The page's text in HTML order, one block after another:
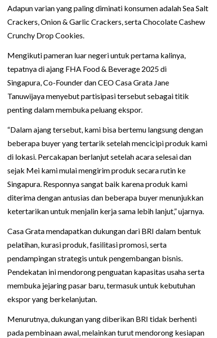
Adapun varian yang paling diminati konsumen adalah Sea Salt
Crackers, Onion & Garlic Crackers, serta Chocolate Cashew
Crunchy Drop Cookies.
Mengikuti pameran luar negeri untuk pertama kalinya,
tepatnya di ajang FHA Food & Beverage 2025 di
Singapura, Co-Founder dan CEO Casa Grata Jane
Tanuwijaya menyebut partisipasi tersebut sebagai titik
penting dalam membuka peluang ekspor.
“Dalam ajang tersebut, kami bisa bertemu langsung dengan
beberapa buyer yang tertarik setelah mencicipi produk kami
di lokasi. Percakapan berlanjut setelah acara selesai dan
sejak Mei kami mulai mengirim produk secara rutin ke
Singapura. Responnya sangat baik karena produk kami
diterima dengan antusias dan beberapa buyer menunjukkan
ketertarikan untuk menjalin kerja sama lebih lanjut,” ujarnya.
Casa Grata mendapatkan dukungan dari BRI dalam bentuk
pelatihan, kurasi produk, fasilitasi promosi, serta
pendampingan strategis untuk pengembangan bisnis.
Pendekatan ini mendorong penguatan kapasitas usaha serta
membuka jejaring pasar baru, termasuk untuk kebutuhan
ekspor yang berkelanjutan.
Menurutnya, dukungan yang diberikan BRI tidak berhenti
pada pembinaan awal, melainkan turut mendorong kesiapan